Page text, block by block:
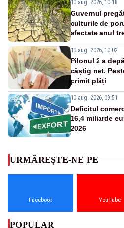
10 aug. 2026, 10:18
Guvernul
culturile de
afectate anul
10 aug. 2026, 10:02
Pilonul 2 a
câștig net.
primit plăți
10 aug. 2026, 09:51
Deficitul
16,4 miliarde
2026
URMĂREȘTE-NE PE
Facebook YouTube
POPULAR